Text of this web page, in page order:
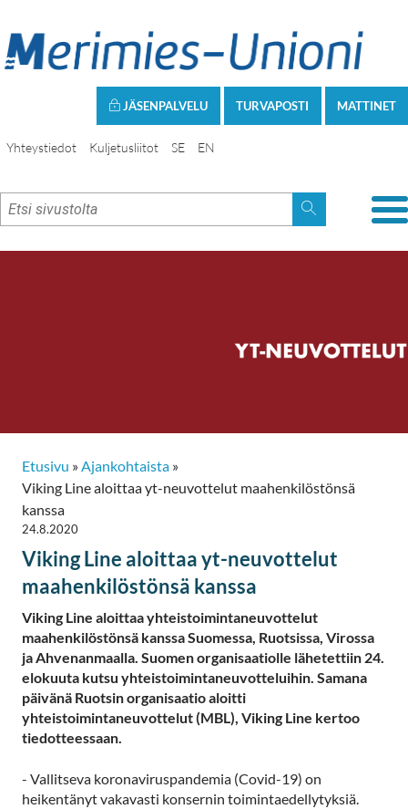
MATTINET
TURVAPOSTI
JÄSENPALVELU
Yhteystiedot Kuljetusliitot SE EN
Etusivu » Ajankohtaista »
Viking Line aloittaa yt-neuvottelut maahenkilöstönsä
kanssa
24.8.2020
Viking Line aloittaa yt-neuvottelut
maahenkilöstönsä kanssa
Viking Line aloittaa yhteistoimintaneuvottelut
maahenkilöstönsä kanssa Suomessa, Ruotsissa, Virossa
ja Ahvenanmaalla. Suomen organisaatiolle lähetettiin 24.
elokuuta kutsu yhteistoimintaneuvotteluihin. Samana
päivänä Ruotsin organisaatio aloitti
yhteistoimintaneuvottelut (MBL), Viking Line kertoo
tiedotteessaan.
- Vallitseva koronaviruspandemia (Covid-19) on
heikentänyt vakavasti konsernin toimintaedellytyksiä.